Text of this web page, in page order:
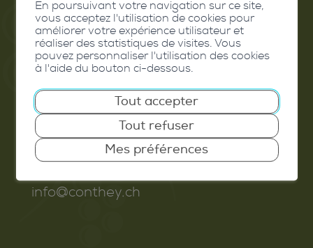
Valais Excellence
Commune de Conthey
Route de Savoie 54
1975 St-Séverin
T. 027 345 45 45
info@conthey.ch
En poursuivant votre navigation sur ce site,
vous acceptez l'utilisation de cookies pour
améliorer votre expérience utilisateur et
réaliser des statistiques de visites. Vous
pouvez personnaliser l'utilisation des cookies
à l'aide du bouton ci-dessous.
Tout accepter
Tout refuser
Mes préférences